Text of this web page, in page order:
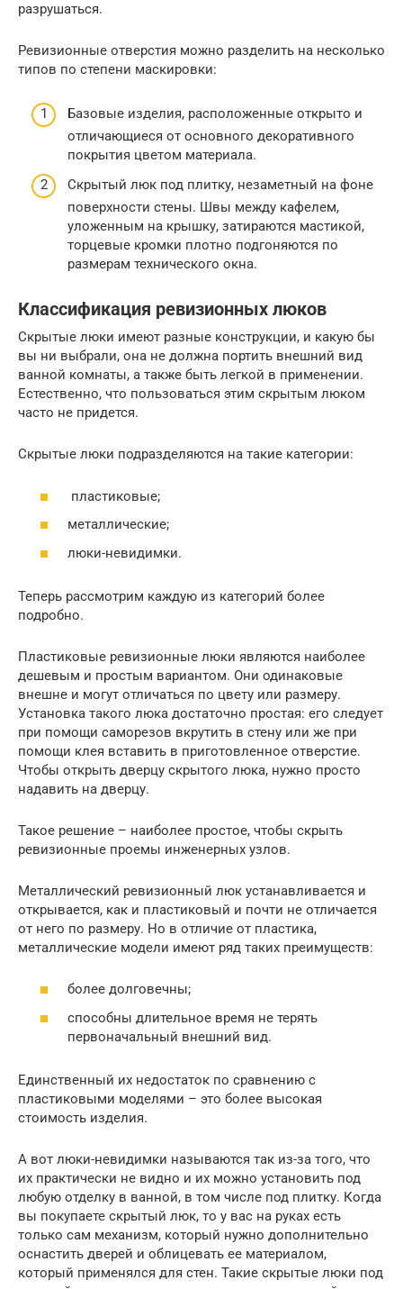
разрушаться.
Ревизионные отверстия можно разделить на несколько
типов по степени маскировки:
Базовые изделия, расположенные открыто и
отличающиеся от основного декоративного
покрытия цветом материала.
Скрытый люк под плитку, незаметный на фоне
поверхности стены. Швы между кафелем,
уложенным на крышку, затираются мастикой,
торцевые кромки плотно подгоняются по
размерам технического окна.
Классификация ревизионных люков
Скрытые люки имеют разные конструкции, и какую бы
вы ни выбрали, она не должна портить внешний вид
ванной комнаты, а также быть легкой в применении.
Естественно, что пользоваться этим скрытым люком
часто не придется.
Скрытые люки подразделяются на такие категории:
пластиковые;
металлические;
люки-невидимки.
Теперь рассмотрим каждую из категорий более
подробно.
Пластиковые ревизионные люки являются наиболее
дешевым и простым вариантом. Они одинаковые
внешне и могут отличаться по цвету или размеру.
Установка такого люка достаточно простая: его следует
при помощи саморезов вкрутить в стену или же при
помощи клея вставить в приготовленное отверстие.
Чтобы открыть дверцу скрытого люка, нужно просто
надавить на дверцу.
Такое решение – наиболее простое, чтобы скрыть
ревизионные проемы инженерных узлов.
Металлический ревизионный люк устанавливается и
открывается, как и пластиковый и почти не отличается
от него по размеру. Но в отличие от пластика,
металлические модели имеют ряд таких преимуществ:
более долговечны;
способны длительное время не терять
первоначальный внешний вид.
Единственный их недостаток по сравнению с
пластиковыми моделями – это более высокая
стоимость изделия.
А вот люки-невидимки называются так из-за того, что
их практически не видно и их можно установить под
любую отделку в ванной, в том числе под плитку. Когда
вы покупаете скрытый люк, то у вас на руках есть
только сам механизм, который нужно дополнительно
оснастить дверей и облицевать ее материалом,
который применялся для стен. Такие скрытые люки под